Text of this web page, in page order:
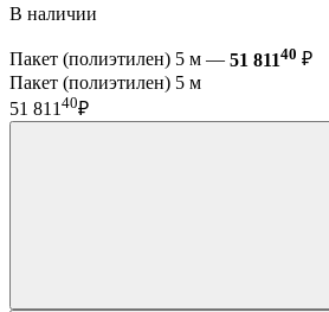
В наличии
Пакет (полиэтилен) 5 м — 51 81140 ₽
Пакет (полиэтилен) 5 м
51 811 40₽